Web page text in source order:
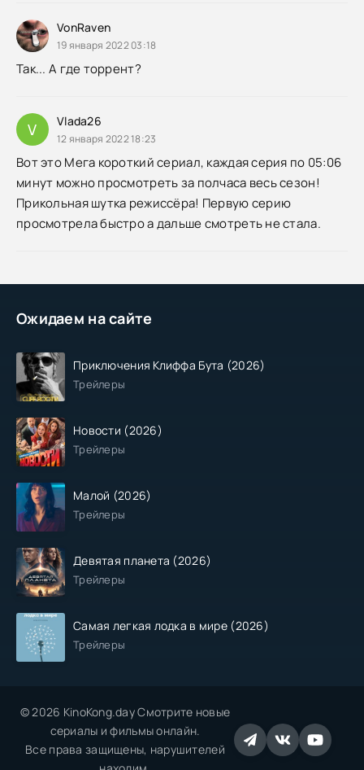
Ожидаем на сайте
Приключения Клиффа Бута (2026)
Трейлеры
Новости (2026)
Трейлеры
Малой (2026)
Трейлеры
Девятая планета (2026)
Трейлеры
Самая легкая лодка в мире (2026)
Трейлеры
VonRaven
19 января 2022 03:18
Так... А где торрент?
V Vlada26
12 января 2022 18:23
Вот это Мега короткий сериал, каждая серия по 05:06
минут можно просмотреть за полчаса весь сезон!
Прикольная шутка режиссёра! Первую серию
просмотрела быстро а дальше смотреть не стала.
© 2026 KinoKong.day Смотрите новые
сериалы и фильмы онлайн.
Все права защищены, нарушителей